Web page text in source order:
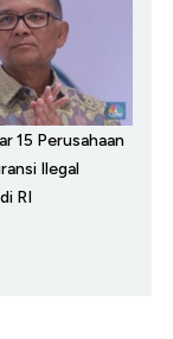
15 Perusahaan
Ilegal
RI